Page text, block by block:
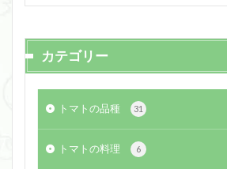
カテゴリー
トマトの品種 31
トマトの料理 6